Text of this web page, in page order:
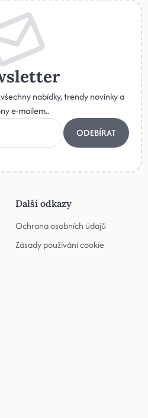
nabídky, trendy novinky a
e-mailem..
ODEBÍRAT
Další odkazy
Ochrana osobních údajů
Zásady používání cookie